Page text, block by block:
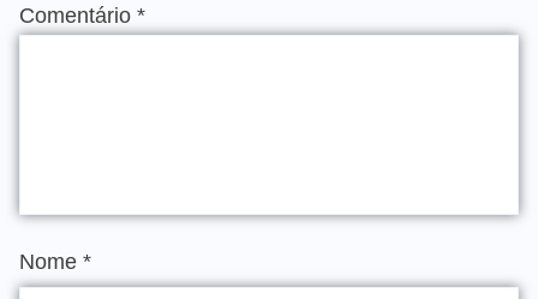
Comentário *
Nome *